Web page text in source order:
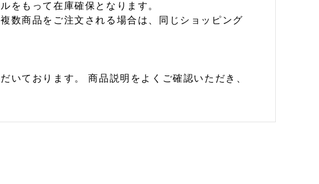
をもって在庫確保となります。
数商品をご注文される場合は、同じショッピング
いております。 商品説明をよくご確認いただき、